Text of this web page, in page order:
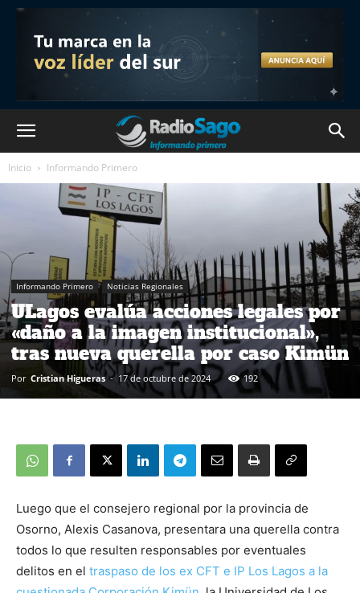
Inicio Informando Primero
Informando Primero Noticias Regionales
ULagos evalúa acciones legales por
«daño a la imagen institucional»,
tras nueva querella por caso Kimün
Por Cristian Higueras - 17 de octubre de 2024 192
Luego que el consejero regional por la provincia de
Osorno, Alexis Casanova, presentara una querella contra
todos lo que resulten responsables por eventuales
delitos en el traspaso de los ex CFT e IP Los Lagos a la